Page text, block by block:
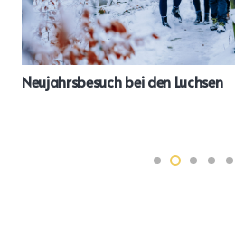
Neujahrsbesuch bei den Luchsen